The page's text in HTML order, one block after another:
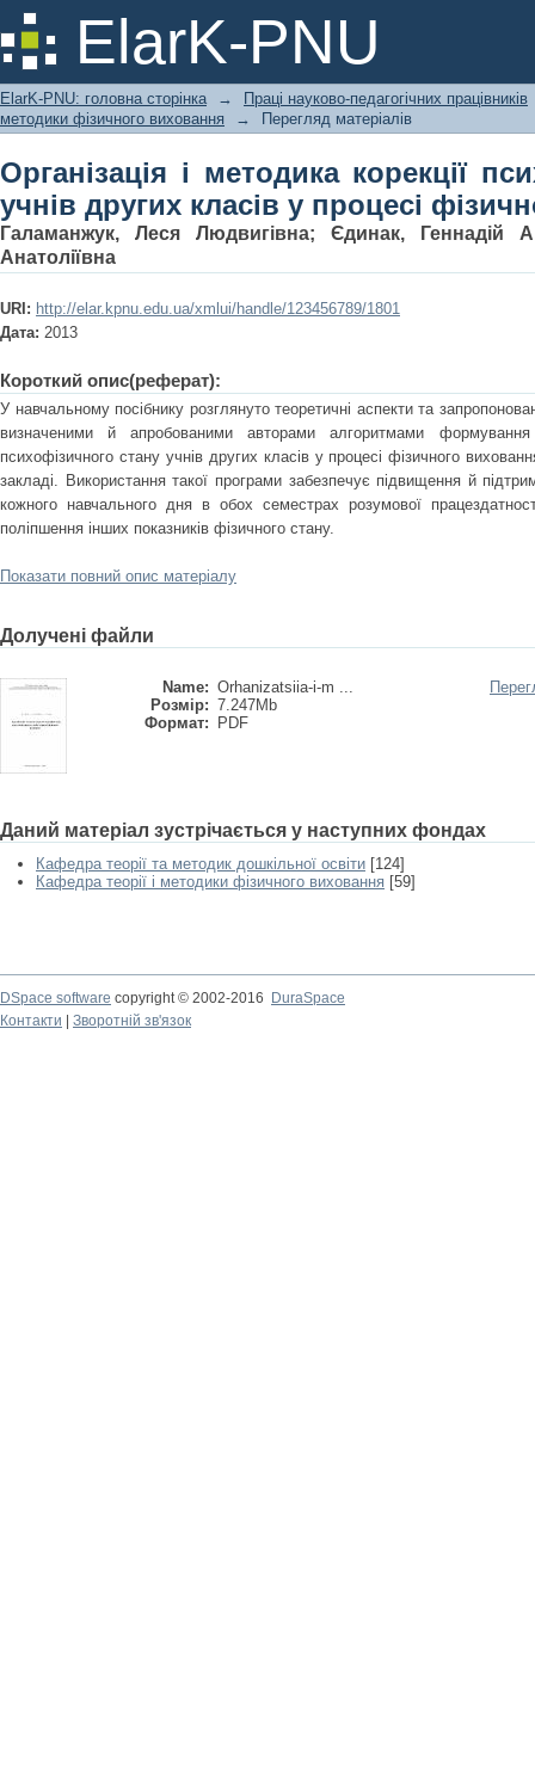
ElarK-PNU
Організація і методика корекції
процесі фізичного виховання
ElarK-PNU: головна сторінка →
Праці науково-педагогічних працівників
методики фізичного виховання
→ Перегляд матеріалів
Організація і методика корекції
учнів других класів у процесі
Галаманжук, Леся Людвигівна; Єдинак, Геннадій
Анатоліївна
URI: http://elar.kpnu.edu.ua/xmlui/handle/123456789/1801
Дата: 2013
Короткий опис(реферат):
У навчальному посібнику розглянуто теоретичні аспекти та
визначеними й апробованими авторами алгоритмами формування
психофізичного стану учнів других класів у процесі фізичного
закладі. Використання такої програми забезпечує підвищення й
кожного навчального дня в обох семестрах розумової
поліпшення інших показників фізичного стану.
Показати повний опис матеріалу
Долучені файли
Name: Orhanizatsiia-i-m ...
Розмір: 7.247Mb
Формат:
PDF
Даний матеріал зустрічається у наступних фондах
Кафедра теорії та методик дошкільної освіти [124]
Кафедра теорії і методики фізичного виховання [59]
DSpace software copyright © 2002-2016
DuraSpace
Контакти
Зворотній зв'язок